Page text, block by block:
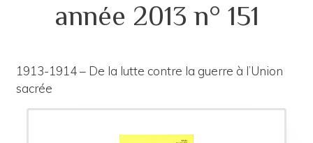
année 2013 n° 151
1913-1914 – De la lutte contre la guerre à l’Union
sacrée